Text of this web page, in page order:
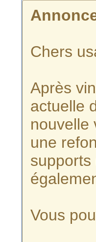
Chers
Après
actuelle
nouvelle
une
Vous